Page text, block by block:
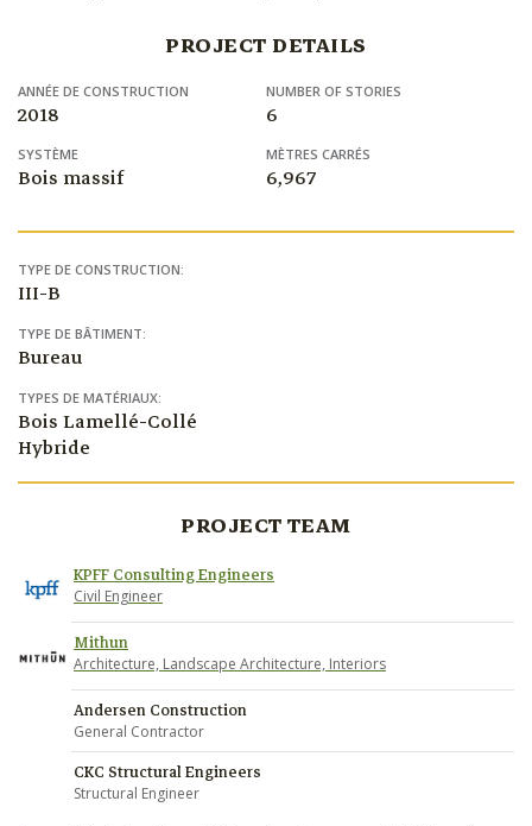
PROJECT DETAILS
ANNÉE DE CONSTRUCTION
2018
NUMBER OF STORIES
6
SYSTÈME
Bois massif
MÈTRES CARRÉS
6,967
TYPE DE CONSTRUCTION:
III-B
TYPE DE BÂTIMENT:
Bureau
TYPES DE MATÉRIAUX:
Bois Lamellé-Collé
Hybride
PROJECT TEAM
KPFF Consulting Engineers
Civil Engineer
Mithun
Architecture, Landscape Architecture, Interiors
Andersen Construction
General Contractor
CKC Structural Engineers
Structural Engineer